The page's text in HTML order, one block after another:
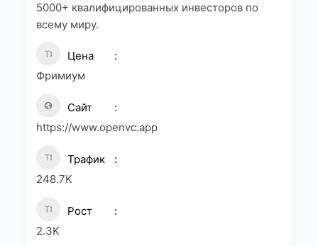
5000+ квалифицированных инвесторов по
всему миру.
Цена
Фримиум
Сайт
https://www.openvc.app
Трафик
248.7K
Рост
2.3K